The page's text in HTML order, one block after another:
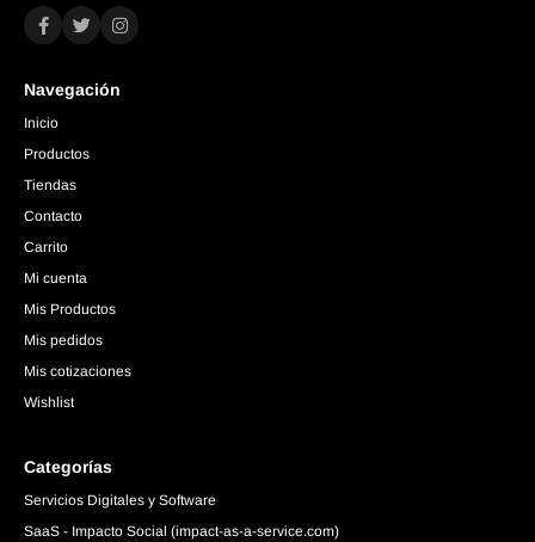
Navegación
Inicio
Productos
Tiendas
Contacto
Carrito
Mi cuenta
Mis Productos
Mis pedidos
Mis cotizaciones
Wishlist
Categorías
Servicios Digitales y Software
SaaS - Impacto Social (impact-as-a-service.com)